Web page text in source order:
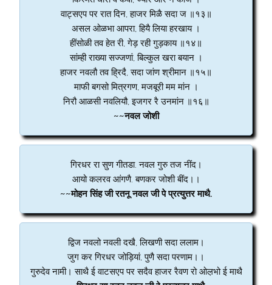
वाट्सएप पर रात दिन, हाजर मिळै सदा ज ॥१३॥
असल ओळभा आपरा, हियै लिया हरखाय ।
हींसोळी तव हेत री, गेड़ रही गुड़काय ॥१४॥
सांम्ही राख्या सज्जणां, बिल्कुल खरा बयान ।
हाजर नवलौ तव ह्रिदै, सदा जांण श्रीमान ॥१५॥
माफी बगसो मित्रगण, मजबूरी मम मांन ।
निरौ आळसी नवलियौ, इजगर रै उनमांन ॥१६॥
~~नवल जोशी
गिरधर रा सुण गीतडा. नवल गुरु तज नींद।
आयो कलरव आंगणै. बणकर जोशी बींद।।
~~मोहन सिंह जी रतनू नवल जी पे प्रत्युत्तर माथै.
द्विज नवलो नवली दखै, लिखणी सदा ललाम।
जुग कर गिरधर जोड़ियां, पुणै सदा परणाम।।
गुरुदेव नामी। साथै ई वाटसएप पर सदैव हाजर रैवण रो ओल़भो ई माथै